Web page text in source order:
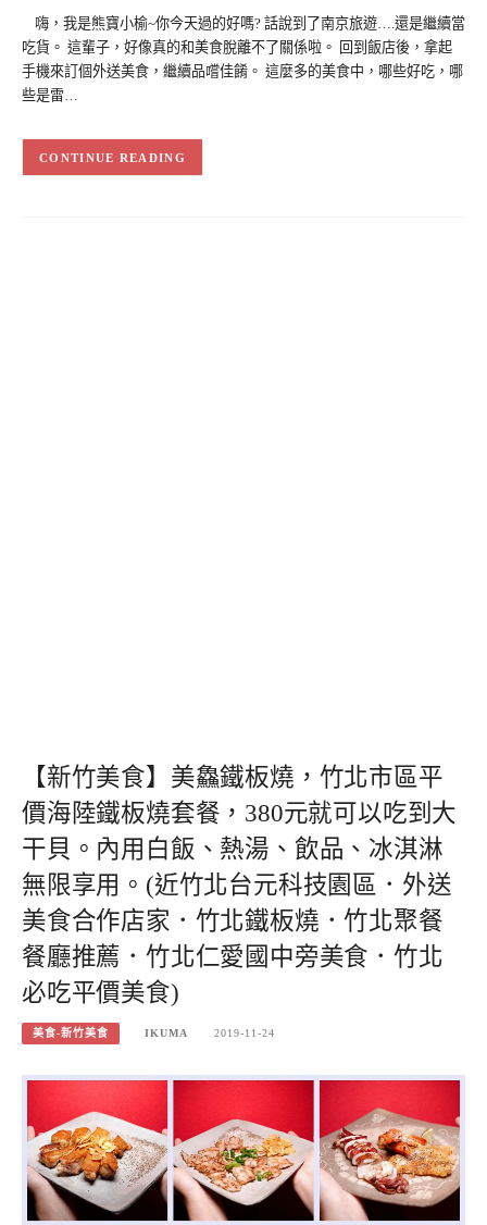
嗨，我是熊寶小榆~你今天過的好嗎? 話說到了南京旅遊….還是繼續當
吃貨。 這輩子，好像真的和美食脫離不了關係啦。 回到飯店後，拿起
手機來訂個外送美食，繼續品嚐佳餚。 這麼多的美食中，哪些好吃，哪
些是雷…
CONTINUE READING
【新竹美食】美鱻鐵板燒，竹北市區平
價海陸鐵板燒套餐，380元就可以吃到大
干貝。內用白飯、熱湯、飲品、冰淇淋
無限享用。(近竹北台元科技園區．外送
美食合作店家．竹北鐵板燒．竹北聚餐
餐廳推薦．竹北仁愛國中旁美食．竹北
必吃平價美食)
美食-新竹美食 IKUMA 2019-11-24